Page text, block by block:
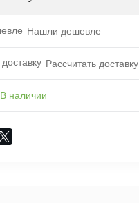
Нашли дешевле
Рассчитать доставку
В наличии